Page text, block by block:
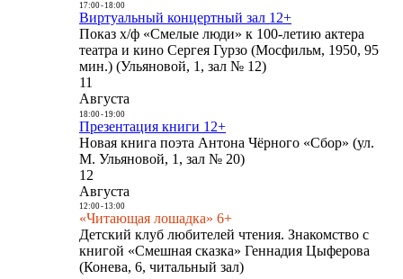
17:00- 18:00
Виртуальный концертный зал 12+
Показ х/ф «Смелые люди» к 100-летию актера
театра и кино Сергея Гурзо (Мосфильм, 1950, 95
мин.) (Ульяновой, 1, зал № 12)
11
Августа
18:00- 19:00
Презентация книги 12+
Новая книга поэта Антона Чёрного «Сбор» (ул.
М. Ульяновой, 1, зал № 20)
12
Августа
12:00- 13:00
«Читающая лошадка» 6+
Детский клуб любителей чтения. Знакомство с
книгой «Смешная сказка» Геннадия Цыферова
(Конева, 6, читальный зал)